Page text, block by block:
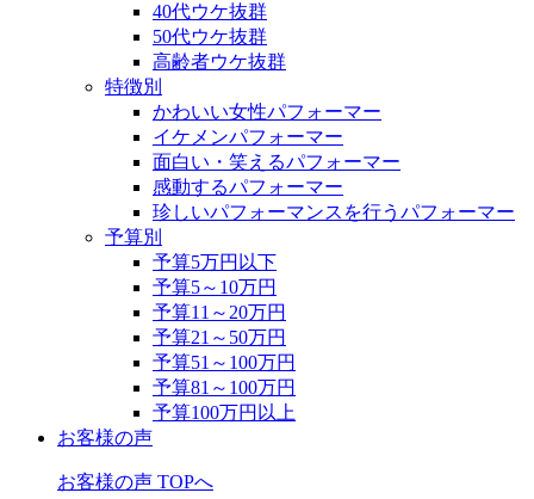
40代ウケ抜群
50代ウケ抜群
高齢者ウケ抜群
特徴別
かわいい女性パフォーマー
イケメンパフォーマー
面白い・笑えるパフォーマー
感動するパフォーマー
珍しいパフォーマンスを行うパフォーマー
予算別
予算5万円以下
予算5～10万円
予算11～20万円
予算21～50万円
予算51～100万円
予算81～100万円
予算100万円以上
お客様の声
お客様の声 TOPへ